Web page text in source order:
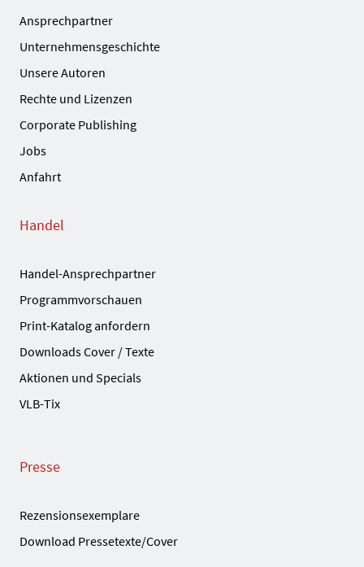
Ansprechpartner
Unternehmensgeschichte
Unsere Autoren
Rechte und Lizenzen
Corporate Publishing
Jobs
Anfahrt
Handel
Handel-Ansprechpartner
Programmvorschauen
Print-Katalog anfordern
Downloads Cover / Texte
Aktionen und Specials
VLB-Tix
Presse
Rezensionsexemplare
Download Pressetexte/Cover